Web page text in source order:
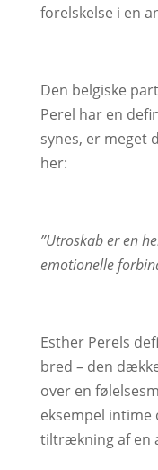
forelskelse i en
Den belgiske
Perel har en
synes, er meget
her:
”Utroskab er en
emotionelle
Esther Perels
bred – den
over en
eksempel intime
tiltrækning af en